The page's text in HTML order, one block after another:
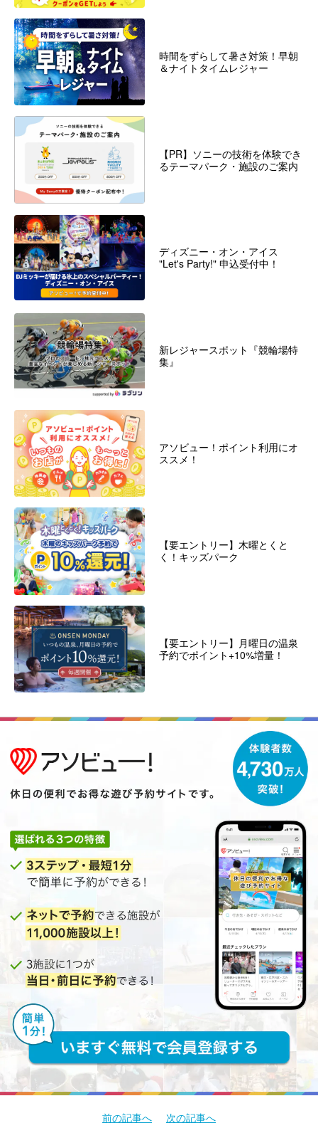
時間をずらして暑さ対策！早朝
＆ナイトタイムレジャー
【PR】ソニーの技術を体験でき
るテーマパーク・施設のご案内
ディズニー・オン・アイス
"Let's Party!" 申込受付中！
新レジャースポット『競輪場特
集』
アソビュー！ポイント利用にオ
ススメ！
【要エントリー】木曜とくと
く！キッズパーク
【要エントリー】月曜日の温泉
予約でポイント+10%増量！
前の記事へ 次の記事へ